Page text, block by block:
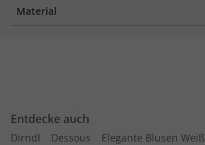
Material
Entdecke auch
Dirndl Dessous
Elegante Blusen Weiß